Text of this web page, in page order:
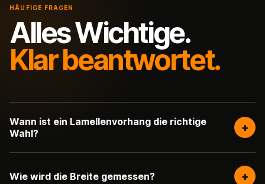
HÄUFIGE FRAGEN
Alles Wichtige.
Klar beantwortet.
Wann ist ein Lamellenvorhang die richtige
Wahl?
+
Wie wird die Breite gemessen? +